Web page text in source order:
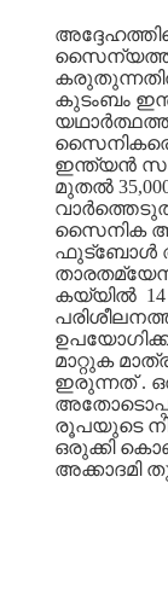
കുടംബം
ഇന്ത്യൻ
മുതൽ
സൈനിക
ഫുട്ബോൾ
കയ്യിൽ 14
മാറ്റുക
ഇരുന്നത്.
രൂപയുടെ
ഒരുക്കി
അക്കാദമി